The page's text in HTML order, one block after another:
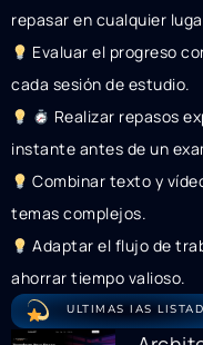
repasar en cualquier
Evaluar el progreso
cada sesión de estudio.
Realizar repasos
instante antes de un
Combinar texto y
temas complejos.
Adaptar el flujo de
ahorrar tiempo valioso.
ULTIMAS IAS